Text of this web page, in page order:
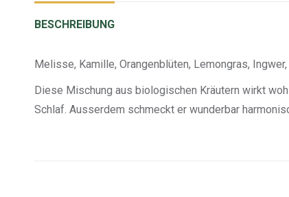
BESCHREIBUNG
Melisse, Kamille, Orangenblüten, Lemongras,
Diese Mischung aus biologischen Kräutern wirkt
Schlaf. Ausserdem schmeckt er wunderbar